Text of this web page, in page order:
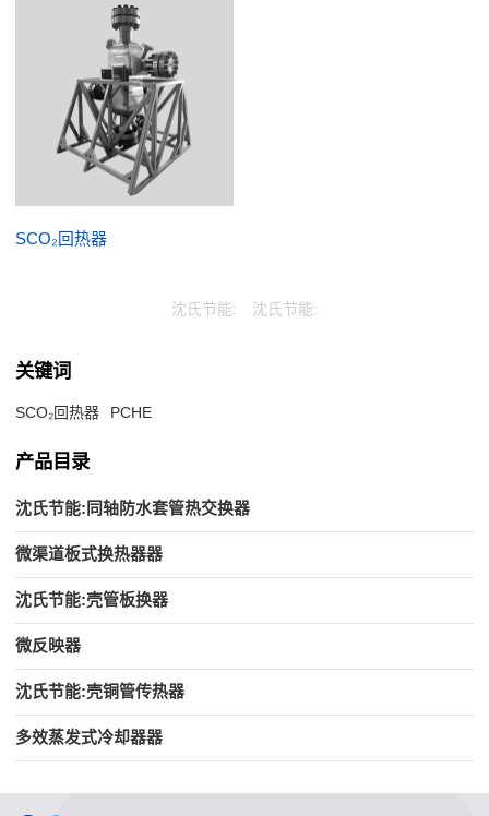
SCO₂回热器
沈氏节能: 沈氏节能:
关键词
SCO₂回热器 PCHE
产品目录
沈氏节能:同轴防水套管热交换器
微渠道板式换热器器
沈氏节能:壳管板换器
微反映器
沈氏节能:壳铜管传热器
多效蒸发式冷却器器